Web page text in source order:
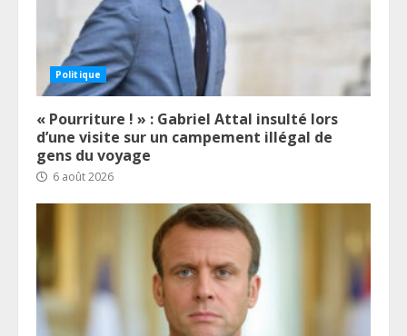
Politique
« Pourriture ! » : Gabriel Attal insulté lors
d’une visite sur un campement illégal de
gens du voyage
6 août 2026